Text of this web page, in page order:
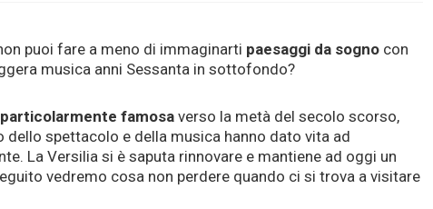
puoi fare a meno di immaginarti paesaggi da sogno con
musica anni Sessanta in sottofondo?
particolarmente famosa verso la metà del secolo scorso,
dello spettacolo e della musica hanno dato vita ad
La Versilia si è saputa rinnovare e mantiene ad oggi un
vedremo cosa non perdere quando ci si trova a visitare